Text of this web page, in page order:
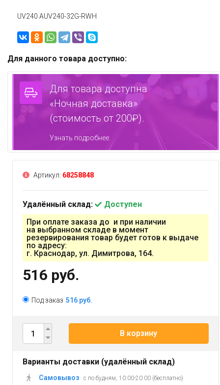
UV240 AUV240-32G-RWH
Для данного товара доступно:
Для товара доступна
«Ночная доставка»
(стоимость от 200₽).
Узнать подробнее.
Артикул: 68258848
Удалённый склад:
Доступен
При оплате заказа до и при наличии
на выбранном складе в момент
резервирования товар будет готов к выдаче
по адресу:
г. Краснодар, ул. Димитрова, 164.
516 руб.
Под заказ 516 руб.
В корзину
Варианты доставки (удалённый склад)
Самовывоз с по будням, 10:00-20:00 (бесплатно)